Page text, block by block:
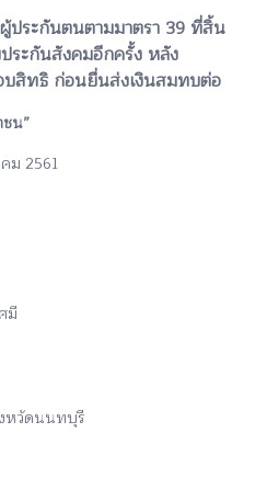
ประกันตนตามมาตรา 39 ที่สิ้น
ระกันสังคมอีกครั้ง หลัง
บสิทธิ ก่อนยื่นส่งเงินสมทบต่อ
น”
ม 2561
มี
หวัดนนทบุรี